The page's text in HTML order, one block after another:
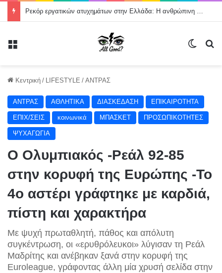
Ρεκόρ εργατικών ατυχημάτων στην Ελλάδα: Η ανθρώπινη ζωή δεν μπορεί να θεωρείται κόστος παραγωγής
Κεντρική / LIFESTYLE / ΑΝΤΡΑΣ
ΑΝΤΡΑΣ ΑΘΛΗΤΙΚΑ ΔΙΑΣΚΕΔΑΣΗ ΕΠΙΚΑΙΡΟΤΗΤΑ
ΕΠΙΧ/ΣΕΙΣ κοινωνικά ΜΠΑΣΚΕΤ ΠΡΟΣΩΠΙΚΟΤΗΤΕΣ
ΨΥΧΑΓΩΓΙΑ
Ο Ολυμπιακός -Ρεάλ 92-85
στην κορυφή της Ευρώπης -Το
4ο αστέρι γράφτηκε με καρδιά,
πίστη και χαρακτήρα
Με ψυχή πρωταθλητή, πάθος και απόλυτη
συγκέντρωση, οι «ερυθρόλευκοι» λύγισαν τη Ρεάλ
Μαδρίτης και ανέβηκαν ξανά στην κορυφή της
Euroleague, γράφοντας άλλη μία χρυσή σελίδα στην